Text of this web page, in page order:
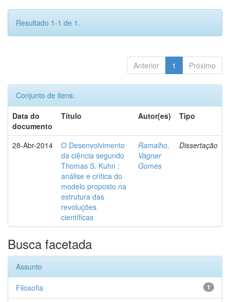
Resultado 1-1 de 1.
Anterior 1 Próximo
Conjunto de itens:
Data do
documento
Título Autor(es) Tipo
28-Abr-2014
O Desenvolvimento
da ciência segundo
Thomas S. Kuhn :
análise e crítica do
modelo proposto na
estrutura das
revoluções
científicas
Ramalho,
Vagner
Gomes
Dissertação
Busca facetada
Assunto
1
Filosofia